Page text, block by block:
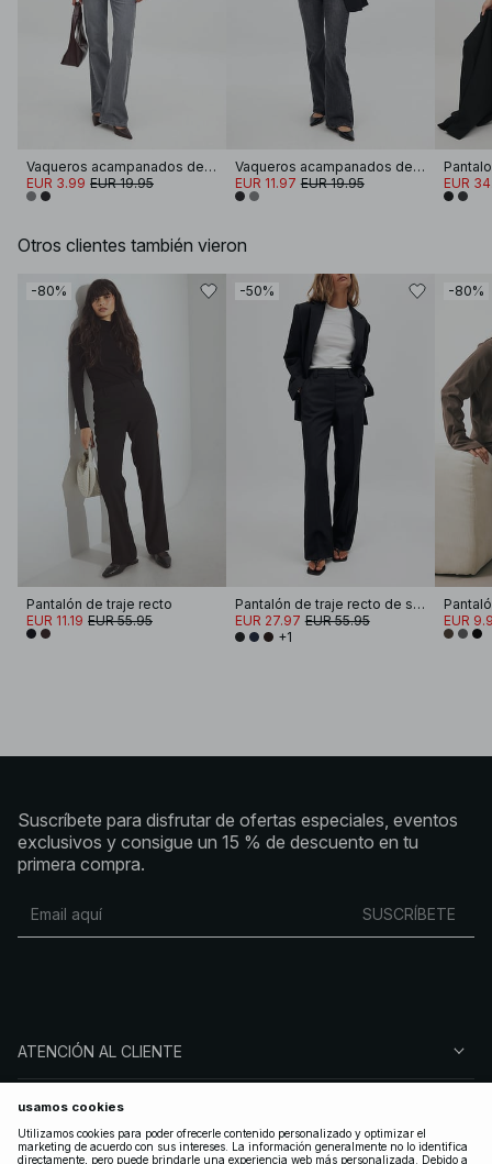
Vaqueros acampanados de tiro alto
EUR 3.99 EUR 19.95
Vaqueros acampanados de tiro alto
EUR 11.97 EUR 19.95 EUR
Otros clientes también vieron
-80%
Pantalón de traje recto
EUR 11.19 EUR 55.95
-50%
Pantalón de traje recto de sarga de tiro medio
EUR 27.97 EUR 55.95
+1
-80%
EUR
Suscríbete para disfrutar de ofertas especiales, eventos
exclusivos y consigue un 15 % de descuento en tu
primera compra.
SUSCRÍBETE
ATENCIÓN AL CLIENTE
SOBRE NA-KD